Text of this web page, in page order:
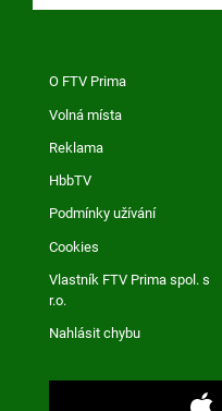
O FTV Prima
Volná místa
Reklama
HbbTV
Podmínky užívání
Cookies
Vlastník FTV Prima spol. s
r.o.
Nahlásit chybu